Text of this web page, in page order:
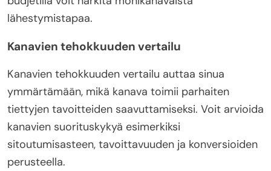
lähestymistapaa.
Kanavien tehokkuuden vertailu
Kanavien tehokkuuden vertailu auttaa sinua
ymmärtämään, mikä kanava toimii parhaiten
tiettyjen tavoitteiden saavuttamiseksi. Voit arvioida
kanavien suorituskykyä esimerkiksi
sitoutumisasteen, tavoittavuuden ja konversioiden
perusteella.